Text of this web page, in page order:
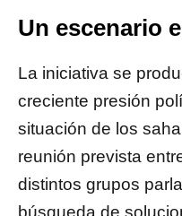
Un escenario
La iniciativa se
creciente presión
situación de los
reunión prevista
distintos grupos